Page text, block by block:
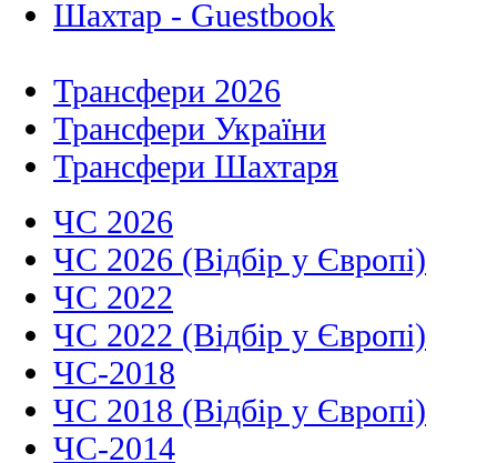
Шахтар - Guestbook
Трансфери 2026
Трансфери України
Трансфери Шахтаря
ЧС 2026
ЧС 2026 (Відбір у Європі)
ЧС 2022
ЧС 2022 (Відбір у Європі)
ЧС-2018
ЧС 2018 (Відбір у Європі)
ЧС-2014